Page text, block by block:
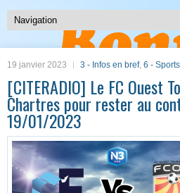
19 janvier 2023 3 - Infos en bref, 6 - Sports
[CITERADIO] Le FC Ouest
Chartres pour rester au
19/01/2023